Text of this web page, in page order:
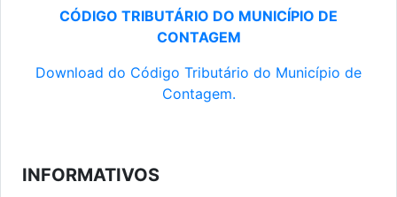
CÓDIGO TRIBUTÁRIO DO MUNICÍPIO DE
CONTAGEM
Download do Código Tributário do Município de
Contagem.
INFORMATIVOS